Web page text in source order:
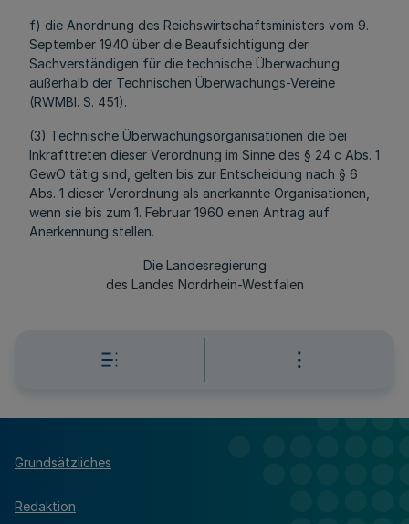
f) die Anordnung des Reichswirtschaftsministers vom 9.
September 1940 über die Beaufsichtigung der
Sachverständigen für die technische Überwachung
außerhalb der Technischen Überwachungs-Vereine
(RWMBl. S. 451).
(3) Technische Überwachungsorganisationen die bei
Inkrafttreten dieser Verordnung im Sinne des § 24 c Abs. 1
GewO tätig sind, gelten bis zur Entscheidung nach § 6
Abs. 1 dieser Verordnung als anerkannte Organisationen,
wenn sie bis zum 1. Februar 1960 einen Antrag auf
Anerkennung stellen.
Die Landesregierung
des Landes Nordrhein-Westfalen
Grundsätzliches
Redaktion